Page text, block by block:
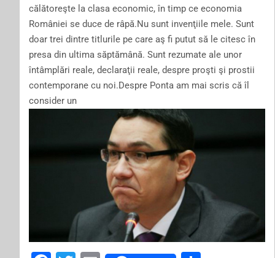
călătoreşte la clasa economic, în timp ce economia
României se duce de râpă.Nu sunt invenţiile mele. Sunt
doar trei dintre titlurile pe care aş fi putut să le citesc în
presa din ultima săptămână. Sunt rezumate ale unor
întâmplări reale, declaraţii reale, despre proşti şi prostii
contemporane cu noi.Despre Ponta am mai scris că îl
consider un